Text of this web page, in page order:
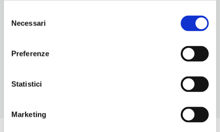
delNecessari
Preferenze
Statistici
Marketing
NUMERO COPERTI